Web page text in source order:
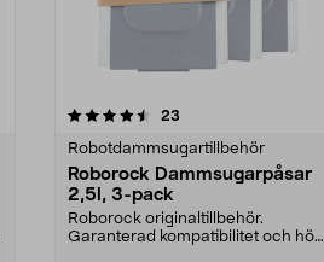
23
Robotdammsugartillbehör
Roborock Dammsugarpåsar
2,5l, 3-pack
Roborock originaltillbehör.
Garanterad kompatibilitet och hög
4.5 av 5 stjärnor